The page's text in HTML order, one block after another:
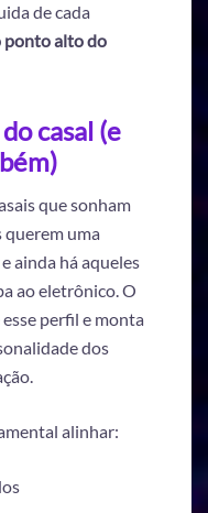
de cada
ponto alto do
casal (e
que sonham
querem uma
ainda há aqueles
ao eletrônico. O
perfil e monta
dos
alinhar: